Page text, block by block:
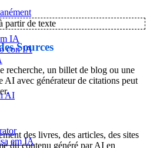
IA
con IA
AI
em IA
partir de texte
Sources
recherche, un billet de blog ou une
AI avec générateur de citations peut
des livres, des articles, des sites
du contenu généré par AI en